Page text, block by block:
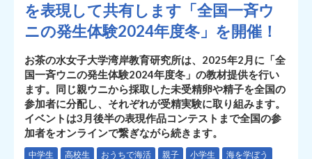
を表現して共有します「全国一斉ウ
ニの発生体験2024年度冬」を開催！
お茶の水女子大学湾岸教育研究所は、2025年2月に「全
国一斉ウニの発生体験2024年度冬」の教材提供を行い
ます。同じ親ウニから採取した未受精卵や精子を全国の
参加者に分配し、それぞれが受精実験に取り組みます。
イベントは3月後半の表現作品コンテストまで全国の参
加者をオンラインで繋ぎながら続きます。
中学生 高校生 おうちで海活 親子 小学生 海を学ぼう